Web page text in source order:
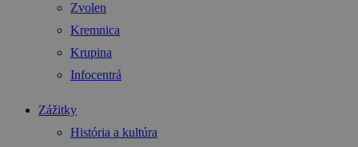
Zvolen
Kremnica
Krupina
Infocentrá
Zážitky
História a kultúra